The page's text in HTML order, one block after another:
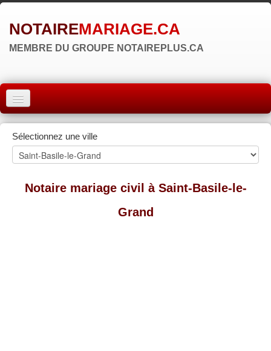
NOTAIREMARIAGE.CA
MEMBRE DU GROUPE NOTAIREPLUS.CA
ACCUEIL
MONTRÉAL
QUÉBEC
LAVAL
Sélectionnez une ville
Notaire mariage civil à Saint-Basile-le-
Grand